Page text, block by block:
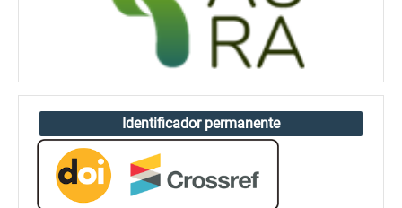
Identificador permanente